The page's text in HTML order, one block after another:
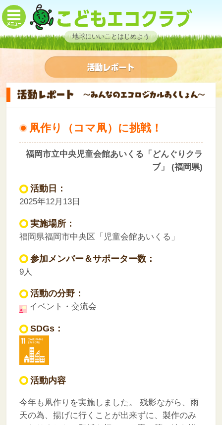
地球にいいことはじめよう
凧作り（コマ凧）に挑戦！
福岡市立中央児童会館あいくる「どんぐりクラ
ブ」 (福岡県)
活動日：
2025年12月13日
実施場所：
福岡県福岡市中央区「児童会館あいくる」
参加メンバー＆サポーター数：
9人
活動の分野：
イベント・交流会
SDGs：
活動内容
今年も凧作りを実施しました。
残影ながら、雨
天の為、揚げに行くことが出来ずに、製作のみ